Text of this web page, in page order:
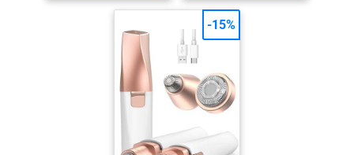
et rapidité : la tête
degrés° offre aux femmes
une épilation efficace du
visage, pour des résultats
impeccables et sans
douleur¹ ; plus rapide que
que la cire² Précision :
avec son miroir intégré et
visage est ultra-facile à
et fins grâce aux pointes
pour une peau lisse et des
sourcils bien définis LED
difficiles à voir grâce à la
lumière LED intégrée de
cet épilateur sans fil, pour
une épilation précise
STYLO : Découvrez le
design ergonomique en
-15%